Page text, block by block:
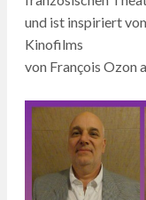
und ist inspiriert
Kinofilms
von François Ozon